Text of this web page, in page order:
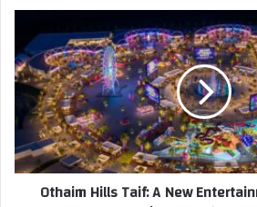
Othaim Hills Taif: A New